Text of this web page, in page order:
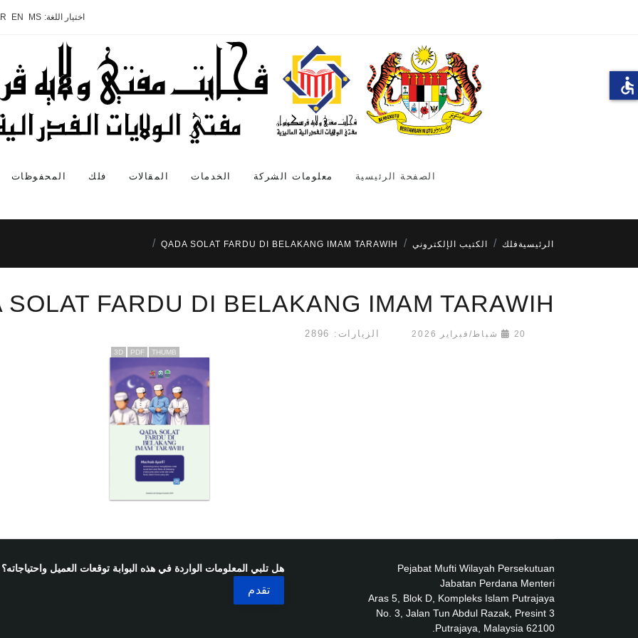
اختيار اللغة: MS
EN
الصفحة الرئيسية معلومات الشركة الخدمات المقالات فلك المحفوظات
الرئيسية فلك الكتيب الإلكتروني QADA SOLAT FARDU DI BELAKANG IMAM TARAWIH
SOLAT FARDU DI BELAKANG IMAM TARAWIH
20 شباط/فبراير 2026 الزيارات: 2896
3D PDF THUMB
Pejabat Mufti Wilayah Persekutuan
Jabatan Perdana Menteri
Aras 5, Blok D, Kompleks Islam Putrajaya
No. 3, Jalan Tun Abdul Razak, Presint 3
62100 Putrajaya, Malaysia.
هل تلبي المعلومات الواردة في هذه البوابة توقعات العميل واحتياجاته؟
accessible